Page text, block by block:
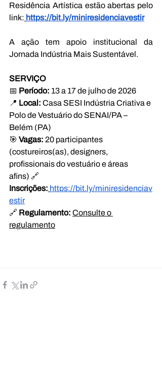
Residência Artística estão abertas pelo
link: https://bit.ly/miniresidenciavestir
A ação tem apoio institucional da
Jornada Indústria Mais Sustentável.
SERVIÇO
📅 Período: 13 a 17 de julho de 2026
📍 Local: Casa SESI Indústria Criativa e
Polo de Vestuário do SENAI/PA –
Belém (PA)
🎯 Vagas: 20 participantes
(costureiros(as), designers,
profissionais do vestuário e áreas
afins) 🔗
Inscrições: https://bit.ly/miniresidenciav
estir
🔗 Regulamento: Consulte o
regulamento